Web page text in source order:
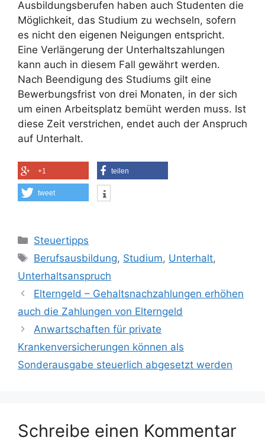
Ausbildungsberufen haben auch Studenten die
Möglichkeit, das Studium zu wechseln, sofern
es nicht den eigenen Neigungen entspricht.
Eine Verlängerung der Unterhaltszahlungen
kann auch in diesem Fall gewährt werden.
Nach Beendigung des Studiums gilt eine
Bewerbungsfrist von drei Monaten, in der sich
um einen Arbeitsplatz bemüht werden muss. Ist
diese Zeit verstrichen, endet auch der Anspruch
auf Unterhalt.
+1 teilen
tweet
Kategorien
Steuertipps
Schlagwörter
Berufsausbildung, Studium, Unterhalt,
Unterhaltsanspruch
Elterngeld – Gehaltsnachzahlungen erhöhen
auch die Zahlungen von Elterngeld
Anwartschaften für private
Krankenversicherungen können als
Sonderausgabe steuerlich abgesetzt werden
Schreibe einen Kommentar